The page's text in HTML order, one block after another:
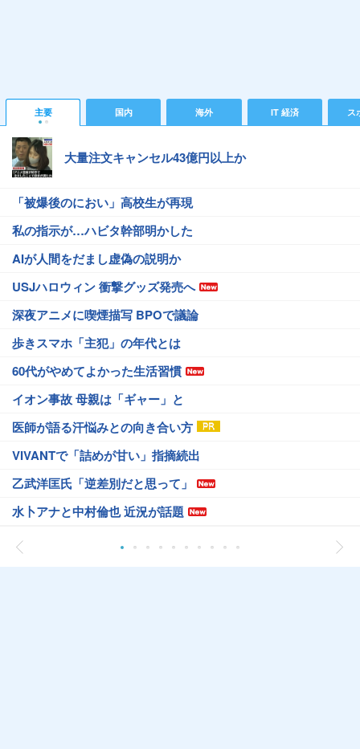
主要 国内 海外 IT 経済 ス
大量注文キャンセル43億円以上か
「被爆後のにおい」高校生が再現
私の指示が…ハビタ幹部明かした
AIが人間をだまし虚偽の説明か
USJハロウィン 衝撃グッズ発売へ
深夜アニメに喫煙描写 BPOで議論
歩きスマホ「主犯」の年代とは
60代がやめてよかった生活習慣
イオン事故 母親は「ギャー」と
医師が語る汗悩みとの向き合い方
VIVANTで「詰めが甘い」指摘続出
乙武洋匡氏「逆差別だと思って」
水卜アナと中村倫也 近況が話題